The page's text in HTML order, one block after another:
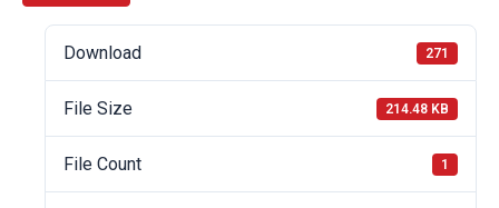
Download 271
File Size 214.48 KB
File Count 1